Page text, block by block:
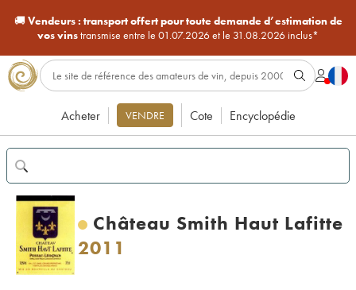
🚚Vendeurs : transport offert pour toute demande d’estimation de
vos vinstransmise entre le 01.07.2026 et le 31.08.2026 inclus*
Acheter VENDRE Cote Encyclopédie
Château Smith Haut Lafitte
2011